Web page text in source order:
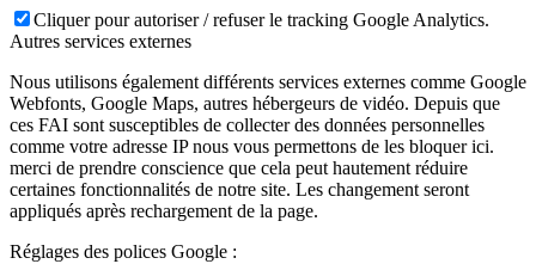
Cliquer pour autoriser / refuser le tracking Google Analytics.
Autres services externes
Nous utilisons également différents services externes comme Google
Webfonts, Google Maps, autres hébergeurs de vidéo. Depuis que
ces FAI sont susceptibles de collecter des données personnelles
comme votre adresse IP nous vous permettons de les bloquer ici.
merci de prendre conscience que cela peut hautement réduire
certaines fonctionnalités de notre site. Les changement seront
appliqués après rechargement de la page.
Réglages des polices Google :